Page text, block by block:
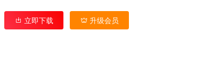
立即下载 升级会员